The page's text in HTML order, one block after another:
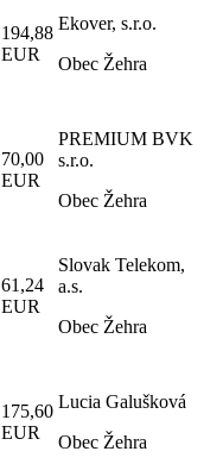
194,88
EUR
Ekover, s.r.o.
Obec Žehra
70,00
EUR
PREMIUM BVK
s.r.o.
Obec Žehra
61,24
EUR
Slovak Telekom,
a.s.
Obec Žehra
175,60
EUR
Lucia Galušková
Obec Žehra